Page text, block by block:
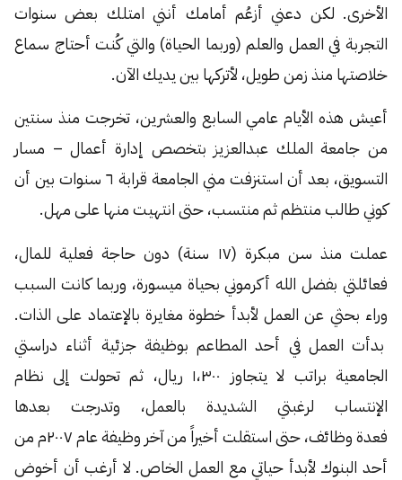
الأخرى. لكن دعني أزعُم أمامك أنني امتلك بعض سنوات
التجربة في العمل والعلم (وربما الحياة) والتي كُنت أحتاج سماع
خلاصتها منذ زمن طويل، لأتركها بين يديك الآن.
أعيش هذه الأيام عامي السابع والعشرين، تخرجت منذ سنتين
من جامعة الملك عبدالعزيز بتخصص إدارة أعمال – مسار
التسويق، بعد أن استنزفت مني الجامعة قرابة ٦ سنوات بين أن
كوني طالب منتظم ثم منتسب، حتى انتهيت منها على مهل.
عملت منذ سن مبكرة (١٧ سنة) دون حاجة فعلية للمال،
فعائلتي بفضل الله أكرموني بحياة ميسورة، وربما كانت السبب
وراء بحثي عن العمل لأبدأ خطوة مغايرة بالإعتماد على الذات.
بدأت العمل في أحد المطاعم بوظيفة جزئية أثناء دراستي
الجامعية براتب لا يتجاوز ١،٣٠٠ ريال، ثم تحولت إلى نظام
الإنتساب لرغبتي الشديدة بالعمل، وتدرجت بعدها
فعدة وظائف، حتى استقلت أخيراً من آخر وظيفة عام ٢٠٠٧م من
أحد البنوك لأبدأ حياتي مع العمل الخاص. لا أرغب أن أخوض